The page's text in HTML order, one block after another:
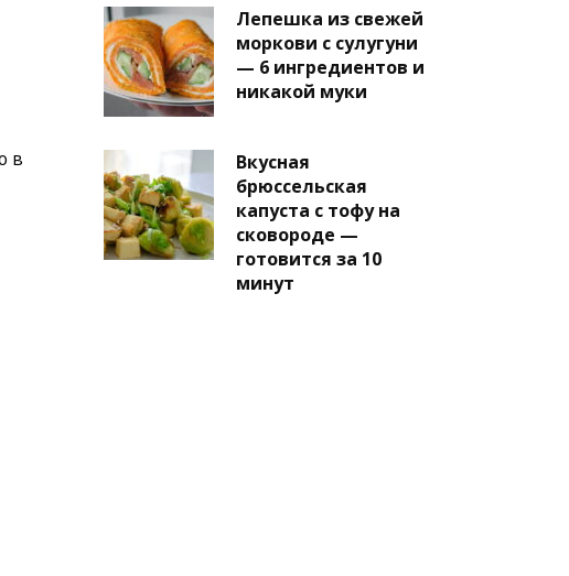
в
Лепешка из свежей
моркови с сулугуни
— 6 ингредиентов и
никакой муки
Вкусная
брюссельская
капуста с тофу на
сковороде —
готовится за 10
минут